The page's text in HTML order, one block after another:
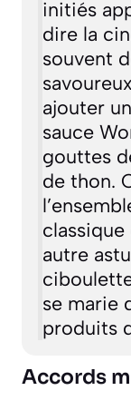
initiés
dire la
souvent
ajouter
sauce
gouttes
de thon.
classique
autre
se marie
produits
Accords